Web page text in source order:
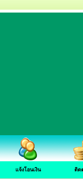
แจ้งโอนเงิน ติด